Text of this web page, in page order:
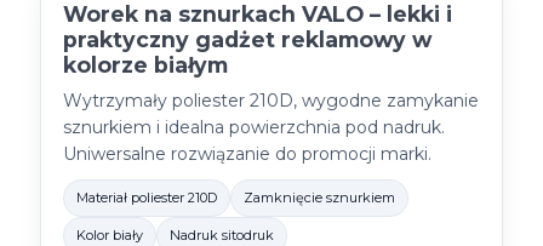
Worek na sznurkach VALO – lekki i
praktyczny gadżet reklamowy w
kolorze białym
Wytrzymały poliester 210D, wygodne zamykanie
sznurkiem i idealna powierzchnia pod nadruk.
Uniwersalne rozwiązanie do promocji marki.
Materiał poliester 210D Zamknięcie sznurkiem
Kolor biały Nadruk sitodruk